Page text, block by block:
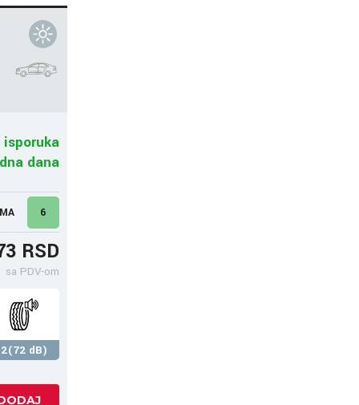
dana
6
RSD
sa PDV-om
2(72 dB)